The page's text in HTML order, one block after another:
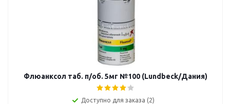
Флюанксол таб. п/об. 5мг №100 (Lundbeck/Дания)
Доступно для заказа (2)